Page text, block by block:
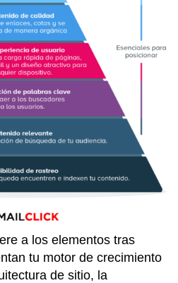
a los elementos tras
tu motor de crecimiento
de sitio, la